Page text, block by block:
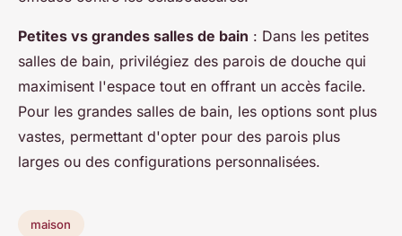
Petites vs grandes salles de bain : Dans les petites
salles de bain, privilégiez des parois de douche qui
maximisent l'espace tout en offrant un accès facile.
Pour les grandes salles de bain, les options sont plus
vastes, permettant d'opter pour des parois plus
larges ou des configurations personnalisées.
maison